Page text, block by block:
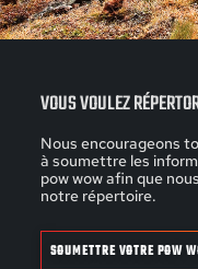
VOUS VOULEZ
Nous encourageons
à soumettre les
pow wow afin que
notre répertoire.
SOUMETTRE VOTRE POW